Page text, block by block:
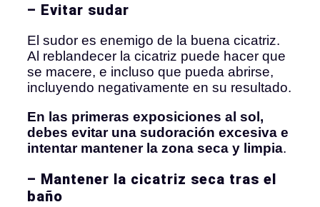
– Evitar sudar
El sudor es enemigo de la buena cicatriz.
Al reblandecer la cicatriz puede hacer que
se macere, e incluso que pueda abrirse,
incluyendo negativamente en su resultado.
En las primeras exposiciones al sol,
debes evitar una sudoración excesiva e
intentar mantener la zona seca y limpia.
– Mantener la cicatriz seca tras el
baño